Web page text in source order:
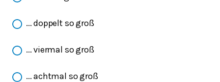
... doppelt so groß
... viermal so groß
... achtmal so groß